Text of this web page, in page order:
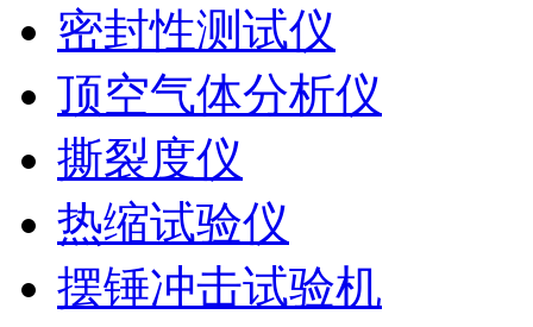
密封性测试仪
顶空气体分析仪
撕裂度仪
热缩试验仪
摆锤冲击试验机